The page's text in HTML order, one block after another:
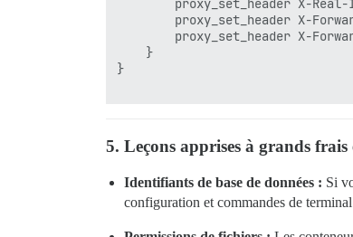
proxy_set_header X-Real-
proxy_set_header X-
proxy_set_header X-
    }
}
5. Leçons apprises à grands
Identifiants de base de données : Si
configuration et commandes de